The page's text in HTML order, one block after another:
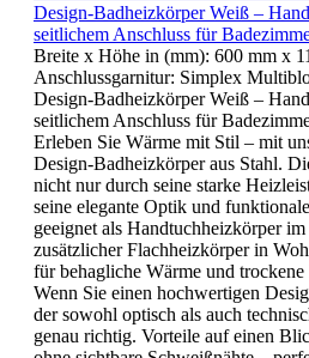
Design-Badheizkörper Weiß –
seitlichem Anschluss für
Breite x Höhe in (mm): 600 mm x
Anschlussgarnitur: Simplex
Design-Badheizkörper Weiß –
seitlichem Anschluss für
Erleben Sie Wärme mit Stil – mit
Design-Badheizkörper aus Stahl.
nicht nur durch seine starke
seine elegante Optik und
geeignet als Handtuchheizkörper
zusätzlicher Flachheizkörper in
für behagliche Wärme und
Wenn Sie einen hochwertigen
der sowohl optisch als auch
genau richtig. Vorteile auf einen